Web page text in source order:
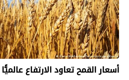
أسعار القمح تعاود الارتفاع